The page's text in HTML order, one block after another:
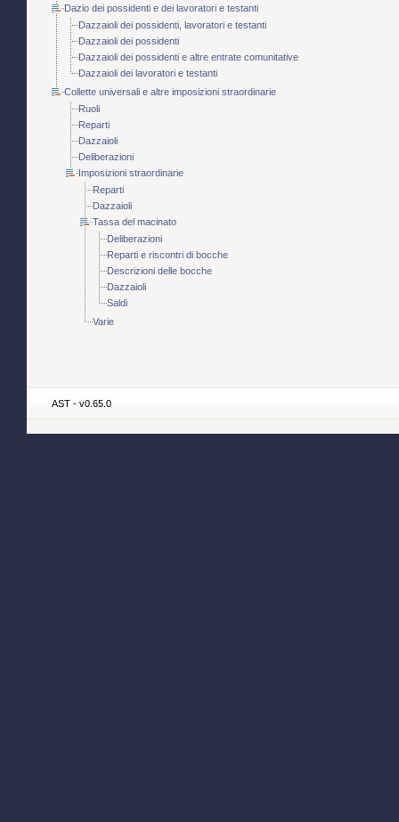
Dazio dei possidenti e dei lavoratori e testanti
Dazzaioli dei possidenti, lavoratori e testanti
Dazzaioli dei possidenti
Dazzaioli dei possidenti e altre entrate comunitative
Dazzaioli dei lavoratori e testanti
Collette universali e altre imposizioni straordinarie
Ruoli
Reparti
Dazzaioli
Deliberazioni
Imposizioni straordinarie
Reparti
Dazzaioli
Tassa del macinato
Deliberazioni
Reparti e riscontri di bocche
Descrizioni delle bocche
Dazzaioli
Saldi
Varie
AST - v0.65.0